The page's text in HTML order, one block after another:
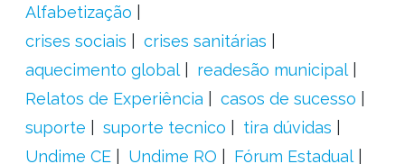
Alfabetização
crises sociais
crises sanitárias
aquecimento global
readesão municipal
Relatos de Experiência
casos de sucesso
suporte
suporte tecnico
tira dúvidas
Undime CE
Undime RO
Fórum Estadual